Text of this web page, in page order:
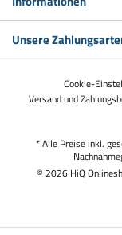
Unsere
Cookie-
Versand und
* Alle Preise inkl.
© 2026 HiQ